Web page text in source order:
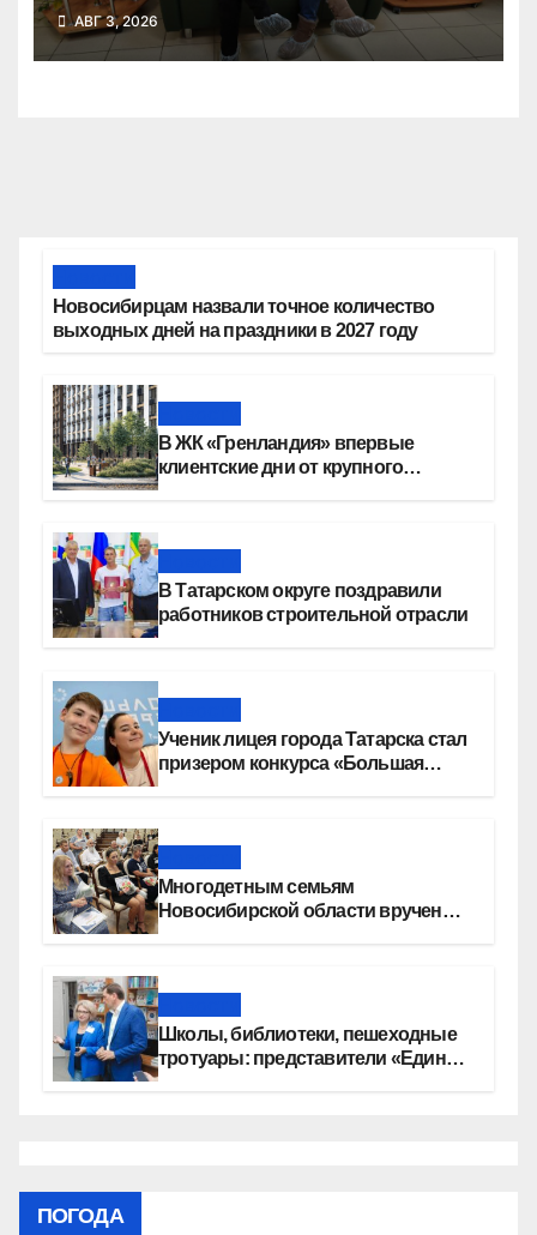
АВГ 3, 2026
Новосибирцам назвали точное количество
выходных дней на праздники в 2027 году
В ЖК «Гренландия» впервые
клиентские дни от крупного
В Татарском округе поздравили
работников строительной отрасли
Ученик лицея города Татарска стал
призером конкурса «Большая
Многодетным семьям
Новосибирской области вручены
Школы, библиотеки, пешеходные
тротуары: представители «Единой
ПОГОДА